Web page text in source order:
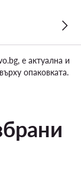
е актуална и
опаковката.